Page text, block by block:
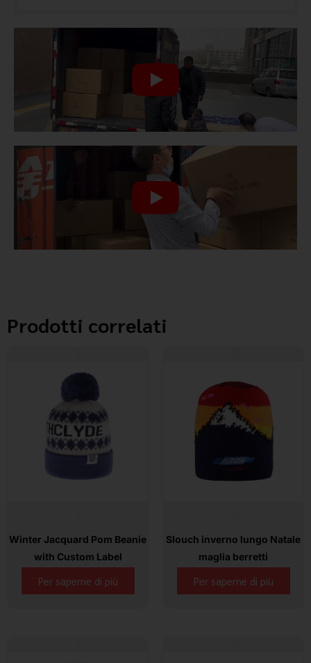
Prodotti correlati
Winter Jacquard Pom Beanie
with Custom Label
Per saperne di più
Slouch inverno lungo Natale
maglia berretti
Per saperne di più